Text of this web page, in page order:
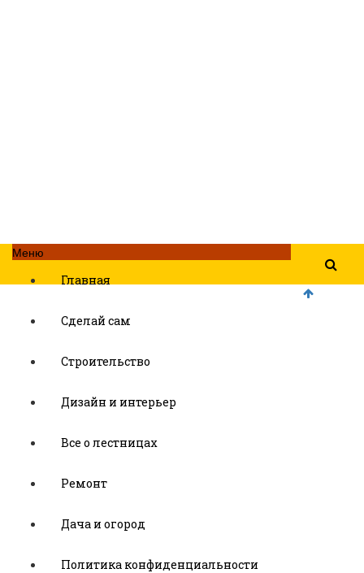
Меню
Главная
Сделай сам
Строительство
Дизайн и интерьер
Все о лестницах
Ремонт
Дача и огород
Политика конфиденциальности